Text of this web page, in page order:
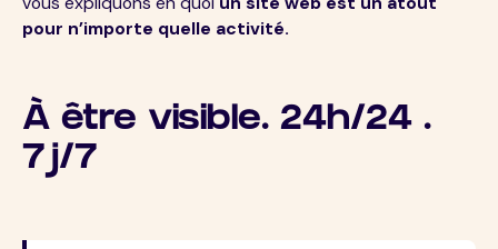
pour n’importe quelle activité.
À être visible. 24h/24 .
7j/7